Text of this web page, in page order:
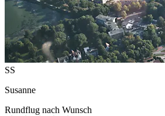
SS
Susanne
Rundflug nach Wunsch